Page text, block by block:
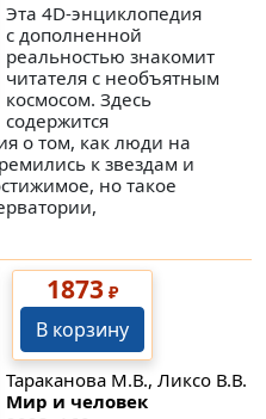
Эта 4D-энциклопедия
с дополненной
реальностью знакомит
читателя с необъятным
космосом. Здесь
содержится
о том, как люди на
к звездам и
но такое
1873₽
В корзину
Тараканова М.В., Ликсо В.В.
Мир и человек